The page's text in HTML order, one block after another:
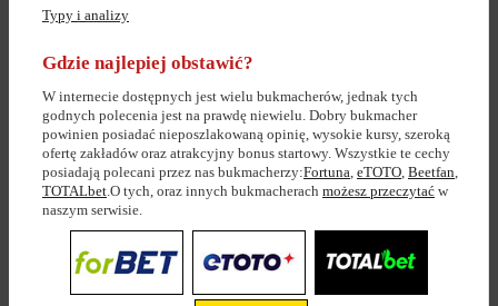
Typy i analizy
Gdzie najlepiej obstawić?
W internecie dostępnych jest wielu bukmacherów, jednak tych
godnych polecenia jest na prawdę niewielu. Dobry bukmacher
powinien posiadać nieposzlakowaną opinię, wysokie kursy, szeroką
ofertę zakładów oraz atrakcyjny bonus startowy. Wszystkie te cechy
posiadają polecani przez nas bukmacherzy:Fortuna, eTOTO, Beetfan,
TOTALbet.O tych, oraz innych bukmacherach możesz przeczytać w
naszym serwisie.